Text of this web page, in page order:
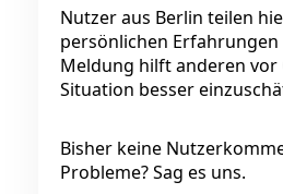
Nutzer aus Berlin teilen
persönlichen
Meldung hilft anderen vor
Situation besser
Bisher keine
Probleme? Sag es uns.